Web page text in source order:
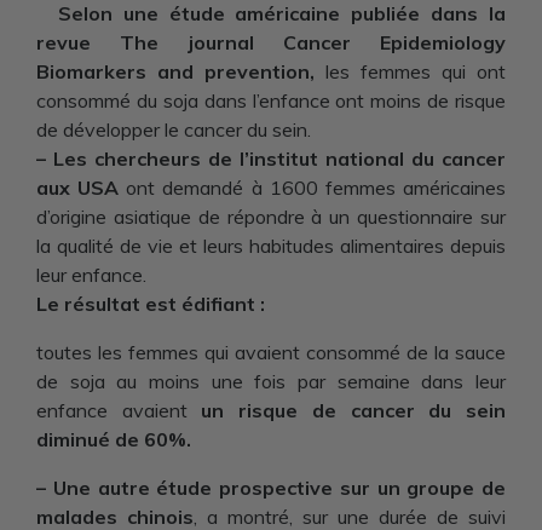
Selon une étude américaine publiée dans la
revue The journal Cancer Epidemiology
Biomarkers and prevention, les femmes qui ont
consommé du soja dans l’enfance ont moins de risque
de développer le cancer du sein.
– Les chercheurs de l’institut national du cancer
aux USA ont demandé à 1600 femmes américaines
d’origine asiatique de répondre à un questionnaire sur
la qualité de vie et leurs habitudes alimentaires depuis
leur enfance.
Le résultat est édifiant :
toutes les femmes qui avaient consommé de la sauce
de soja au moins une fois par semaine dans leur
enfance avaient un risque de cancer du sein
diminué de 60%.
– Une autre étude prospective sur un groupe de
malades chinois, a montré, sur une durée de suivi